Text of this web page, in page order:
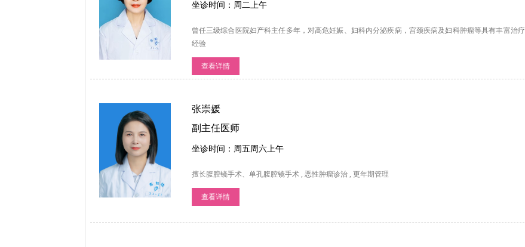
坐诊时间：周二上午
曾任三级综合医院妇产科主任多年，对高危妊娠、妇科内分泌疾病，宫颈疾病及妇科肿瘤等具有丰富治疗
经验
查看详情
张崇媛
副主任医师
坐诊时间：周五周六上午
擅长腹腔镜手术、单孔腹腔镜手术 , 恶性肿瘤诊治 , 更年期管理
查看详情